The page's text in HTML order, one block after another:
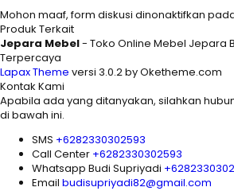
Mohon maaf, form diskusi dinonaktifkan
Produk Terkait
Jepara Mebel- Toko Online Mebel Jepara
Terpercaya
Lapax Theme versi 3.0.2 by Oketheme.com
Kontak Kami
Apabila ada yang ditanyakan, silahkan
di bawah ini.
SMS +6282330302593
Call Center +6282330302593
Whatsapp Budi Supriyadi
Email budisupriyadi82@gmail.com